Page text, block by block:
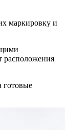
маркировку и
расположения
готовые